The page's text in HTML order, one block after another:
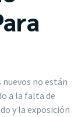
no están
a la falta de
y la exposición